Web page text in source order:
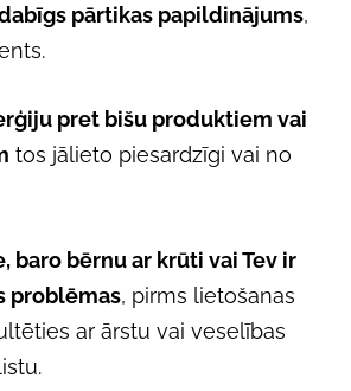
pārtikas papildinājums,
pret bišu produktiem vai
tos jālieto piesardzīgi vai no
baro bērnu ar krūti vai Tev ir
problēmas, pirms lietošanas
ar ārstu vai veselības